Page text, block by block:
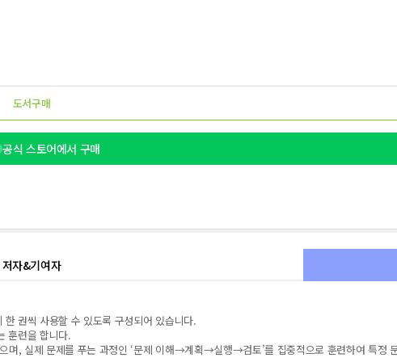
도서구매
공식 스토어에서 구매
저자&기여자
권씩 사용할 수 있도록 구성되어 있습니다.
훈련을 합니다.
, 실제 문제를 푸는 과정인 ‘문제 이해→계획→실행→검토’를 집중적으로 훈련하여 특정